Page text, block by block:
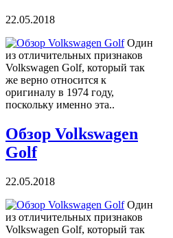
22.05.2018
Один
из отличительных признаков
Volkswagen Golf, который так
же верно относится к
оригиналу в 1974 году,
поскольку именно эта..
Обзор Volkswagen
Golf
22.05.2018
Один
из отличительных признаков
Volkswagen Golf, который так